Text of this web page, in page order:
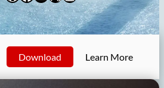
Download Learn More